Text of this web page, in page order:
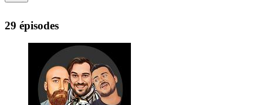
29 épisodes